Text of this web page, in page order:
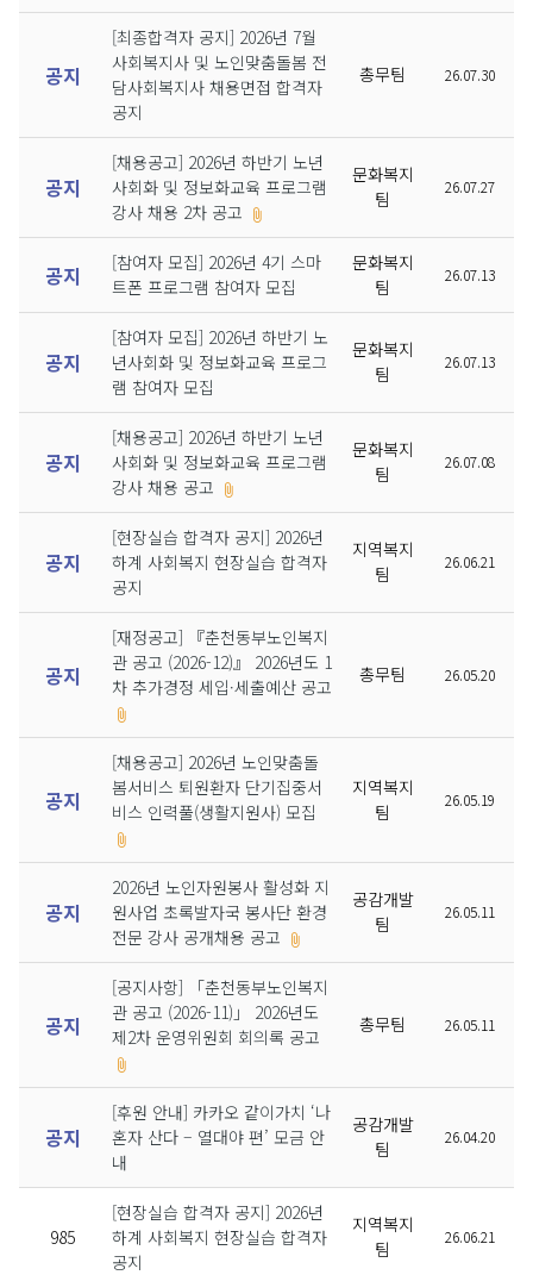
공지
[최종합격자 공지] 2026년 7월
사회복지사 및 노인맞춤돌봄 전
담사회복지사 채용면접 합격자
공지
총무팀 26.07.30
공지
[채용공고] 2026년 하반기 노년
사회화 및 정보화교육 프로그램
강사 채용 2차 공고
문화복지
팀
26.07.27
공지
[참여자 모집] 2026년 4기 스마
트폰 프로그램 참여자 모집
문화복지
팀
26.07.13
공지
[참여자 모집] 2026년 하반기 노
년사회화 및 정보화교육 프로그
램 참여자 모집
문화복지
팀
26.07.13
공지
[채용공고] 2026년 하반기 노년
사회화 및 정보화교육 프로그램
강사 채용 공고
문화복지
팀
26.07.08
공지
[현장실습 합격자 공지] 2026년
하계 사회복지 현장실습 합격자
공지
지역복지
팀
26.06.21
공지
[재정공고] 『춘천동부노인복지
관 공고 (2026-12)』 2026년도 1
차 추가경정 세입·세출예산 공고
총무팀 26.05.20
공지
[채용공고] 2026년 노인맞춤돌
봄서비스 퇴원환자 단기집중서
비스 인력풀(생활지원사) 모집
지역복지
팀
26.05.19
공지
2026년 노인자원봉사 활성화 지
원사업 초록발자국 봉사단 환경
전문 강사 공개채용 공고
공감개발
팀
26.05.11
공지
[공지사항] 「춘천동부노인복지
관 공고 (2026-11)」 2026년도
제2차 운영위원회 회의록 공고
총무팀 26.05.11
공지
[후원 안내] 카카오 같이가치 ‘나
혼자 산다 – 열대야 편’ 모금 안
내
공감개발
팀
26.04.20
985
[현장실습 합격자 공지] 2026년
하계 사회복지 현장실습 합격자
공지
지역복지
팀
26.06.21